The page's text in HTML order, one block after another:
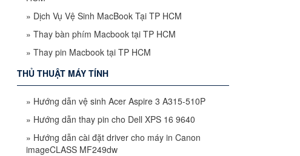
» Dịch Vụ Vệ Sinh MacBook Tại TP HCM
» Thay bàn phím Macbook tại TP HCM
» Thay pin Macbook tại TP HCM
THỦ THUẬT MÁY TÍNH
» Hướng dẫn vệ sinh Acer Aspire 3 A315-510P
» Hướng dẫn thay pin cho Dell XPS 16 9640
» Hướng dẫn cài đặt driver cho máy in Canon
imageCLASS MF249dw